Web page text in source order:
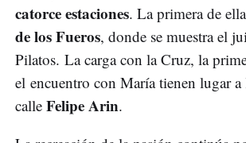
catorce estaciones. La primera de
de los Fueros, donde se muestra el
Pilatos. La carga con la Cruz, la
el encuentro con María tienen lugar
calle Felipe Arin.